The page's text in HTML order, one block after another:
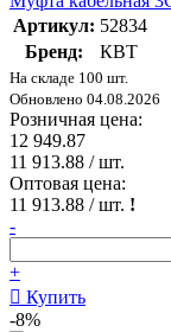
Артикул: 52834
Бренд:
КВТ
На складе 100 шт.
Обновлено 04.08.2026
Розничная цена:
12 949.87
11 913.88 / шт.
Оптовая цена:
11 913.88 / шт. !
-
+
Купить
-8%